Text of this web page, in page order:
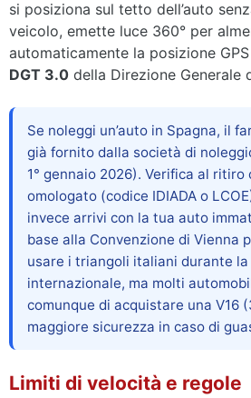
si posiziona sul tetto dell’auto
veicolo, emette luce 360° per
automaticamente la posizione
DGT 3.0 della Direzione Generale
Se noleggi un’auto in Spagna, il
già fornito dalla società di
1° gennaio 2026). Verifica al ritiro
omologato (codice IDIADA o
invece arrivi con la tua auto
base alla Convenzione di Vienna
usare i triangoli italiani durante
internazionale, ma molti
comunque di acquistare una V16
maggiore sicurezza in caso di
Limiti di velocità e regole